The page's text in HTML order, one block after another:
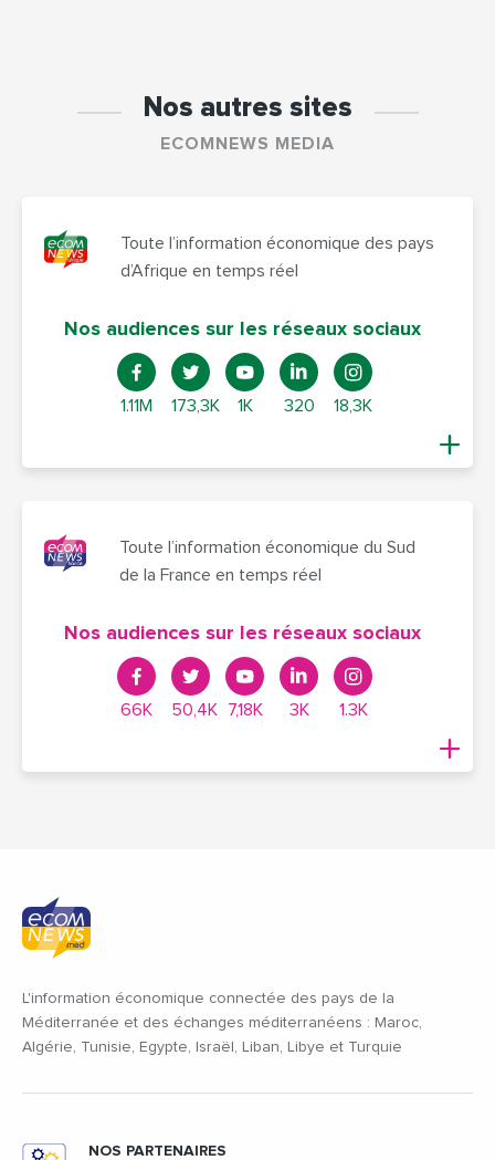
Nos autres sites
ECOMNEWS MEDIA
Toute l’information économique des pays
d’Afrique en temps réel
Nos audiences sur les réseaux sociaux
1.11M 173,3K 1K 320 18,3K
Toute l’information économique du Sud
de la France en temps réel
Nos audiences sur les réseaux sociaux
66K 50,4K 7,18K 3K 1.3K
L'information économique connectée des pays de la
Méditerranée et des échanges méditerranéens : Maroc,
Algérie, Tunisie, Egypte, Israël, Liban, Libye et Turquie
NOS PARTENAIRES